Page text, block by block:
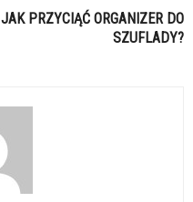
JAK PRZYCIĄĆ ORGANIZER DO
SZUFLADY?